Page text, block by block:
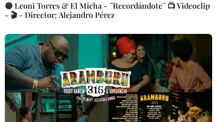
🟡 Leoni Torres & El Micha - ¨Recordándote¨ 📺 Videoclip
- 🎬 - Director: Alejandro Pérez